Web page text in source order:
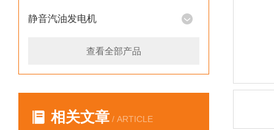
静音汽油发电机
查看全部产品
相关文章 / ARTICLE